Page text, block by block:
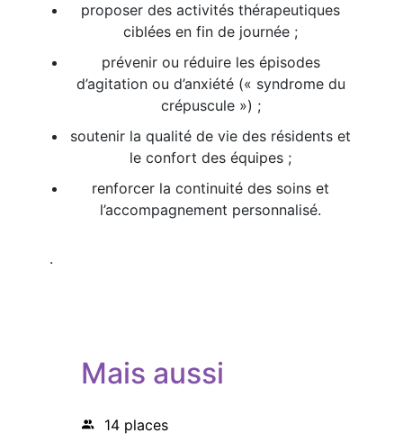
proposer des activités thérapeutiques
ciblées en fin de journée ;
prévenir ou réduire les épisodes
d’agitation ou d’anxiété (« syndrome du
crépuscule ») ;
soutenir la qualité de vie des résidents et
le confort des équipes ;
renforcer la continuité des soins et
l’accompagnement personnalisé.
.
Mais aussi
14 places